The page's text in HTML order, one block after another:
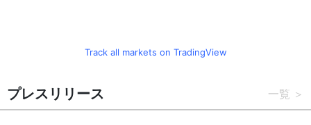
Track all markets on TradingView
プレスリリース 一覧